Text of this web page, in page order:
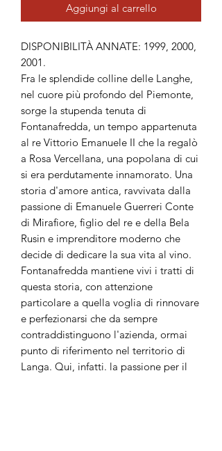
Aggiungi al carrello
DISPONIBILITÀ ANNATE: 1999, 2000,
2001.
Fra le splendide colline delle Langhe,
nel cuore più profondo del Piemonte,
sorge la stupenda tenuta di
Fontanafredda, un tempo appartenuta
al re Vittorio Emanuele II che la regalò
a Rosa Vercellana, una popolana di cui
si era perdutamente innamorato. Una
storia d'amore antica, ravvivata dalla
passione di Emanuele Guerreri Conte
di Mirafiore, figlio del re e della Bela
Rusin e imprenditore moderno che
decide di dedicare la sua vita al vino.
Fontanafredda mantiene vivi i tratti di
questa storia, con attenzione
particolare a quella voglia di rinnovare
e perfezionarsi che da sempre
contraddistinguono l'azienda, ormai
punto di riferimento nel territorio di
Langa. Qui, infatti. la passione per il